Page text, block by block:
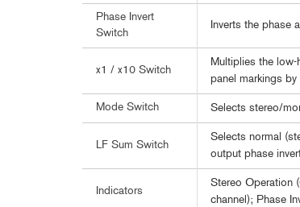
Phase Invert
Switch
Inverts the phase
x1 / x10 Switch
Multiplies the
panel markings
Mode Switch Selects stereo/
LF Sum Switch
Selects normal
output phase
Indicators
Stereo Operation
channel); Phase